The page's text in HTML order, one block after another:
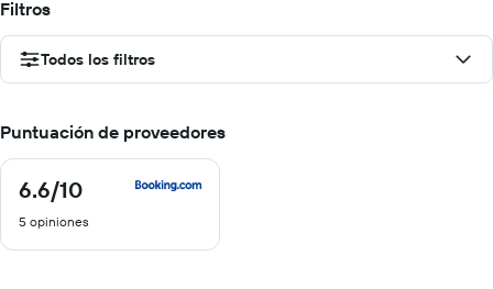
Filtros
Todos los filtros
Puntuación de proveedores
6.6/10
6.6
10
5 opiniones